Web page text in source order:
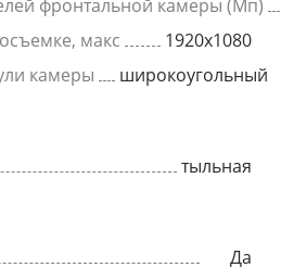
фронтальной камеры (Мп)
макс
1920x1080
камеры
широкоугольный
тыльная
Да